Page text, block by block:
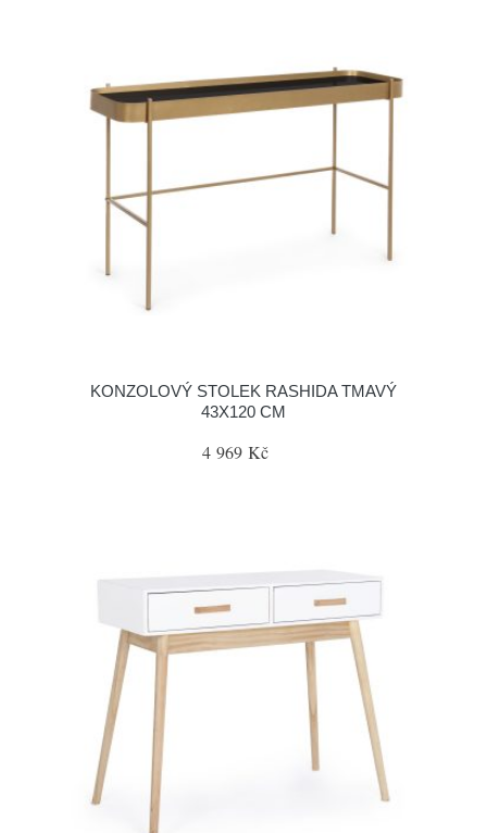
KONZOLOVÝ STOLEK RASHIDA TMAVÝ
43X120 CM
4 969 Kč